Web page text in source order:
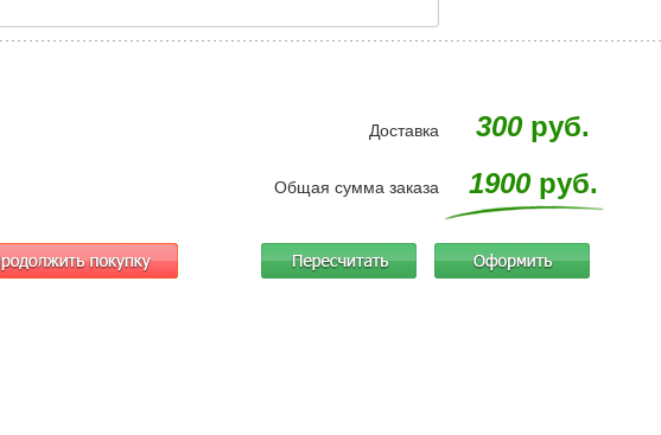
Доставка 300 руб.
Общая сумма заказа 1900руб.